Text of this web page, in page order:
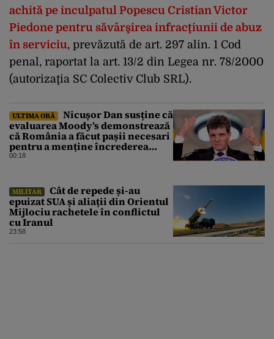
achită pe inculpatul Popescu Cristian Victor
Piedone pentru săvârşirea infracţiunii de abuz
în serviciu, prevăzută de art. 297 alin. 1 Cod
penal, raportat la art. 13/2 din Legea nr. 78/2000
(autorizaţia SC Colectiv Club SRL).
ULTIMA ORĂ
Nicușor Dan susține că
evaluarea Moody’s demonstrează
că România a făcut pașii necesari
pentru a menține încrederea
investitorilor: „Totuși,
00:18
MILITAR
Cât de repede și-au
epuizat SUA și aliații din Orientul
Mijlociu rachetele în conflictul
cu Iranul
23:58